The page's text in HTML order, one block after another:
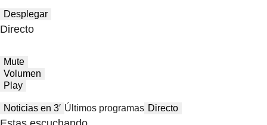
Desplegar
Directo
Mute
Volumen
Play
Noticias en 3′ Últimos programas Directo